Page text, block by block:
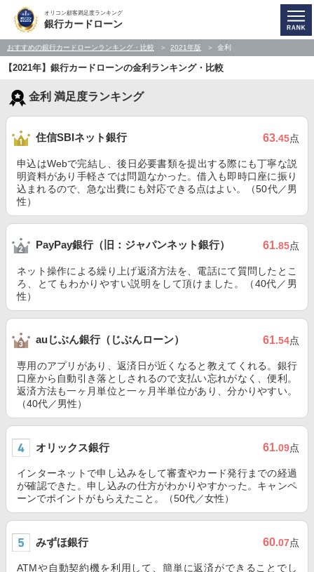
オリコン顧客満足度ランキング
銀行カードローン
おすすめの銀行カードローンランキング・比較 2021年版 金利
【2021年】銀行カードローンの金利ランキング・比較
金利 満足度ランキング
住信SBIネット銀行 63.45点
申込はWebで完結し、後日必要書類を提出する際にも丁寧な説
明資料があり手軽さでは問題なかった。借入も即時口座に振り
込まれるので、急な出費にも対応できる点はよい。（50代／男
性）
PayPay銀行（旧：ジャパンネット銀行） 61.85点
ネット操作による繰り上げ返済方法を、電話にて質問したとこ
ろ、とてもわかりやすい説明をして頂けました。（40代／男
性）
auじぶん銀行（じぶんローン） 61.54点
専用のアプリがあり、返済日が近くなると教えてくれる。銀行
口座から自動引き落としされるので支払い忘れがなく、便利。
返済方法も一ヶ月単位と一ヶ月半単位があり、分かりやすい。
（40代／男性）
オリックス銀行 61.09点
インターネットで申し込みをして審査やカード発行までの経過
が確認できた。申し込みの仕方がわかりやすかった。キャンペ
ーンでポイントがもらえたこと。（50代／女性）
みずほ銀行 60.07点
ATMや自動契約機を利用して、簡単に返済ができることでし